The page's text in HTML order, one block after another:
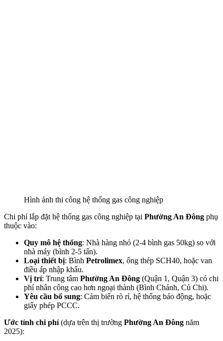
Hình ảnh thi công hệ thống gas công nghiệp
Chi phí lắp đặt hệ thống gas công nghiệp tại Phường An Đông phụ
thuộc vào:
Quy mô hệ thống: Nhà hàng nhỏ (2-4 bình gas 50kg) so với
nhà máy (bình 2-5 tấn).
Loại thiết bị: Bình Petrolimex, ống thép SCH40, hoặc van
điều áp nhập khẩu.
Vị trí: Trung tâm Phường An Đông (Quận 1, Quận 3) có chi
phí nhân công cao hơn ngoại thành (Bình Chánh, Củ Chi).
Yêu cầu bổ sung: Cảm biến rò rỉ, hệ thống báo động, hoặc
giấy phép PCCC.
Ước tính chi phí(dựa trên thị trường Phường An Đông năm
2025):